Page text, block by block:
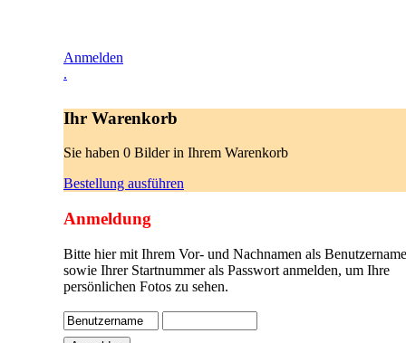
Anmelden
.
Ihr Warenkorb
Sie haben 0 Bilder in Ihrem Warenkorb
Bestellung ausführen
Anmeldung
Bitte hier mit Ihrem Vor- und Nachnamen als
sowie Ihrer Startnummer als Passwort anmelden, um Ihre
persönlichen Fotos zu sehen.